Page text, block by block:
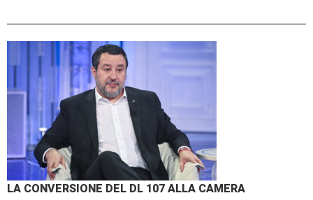
LA CONVERSIONE DEL DL 107 ALLA CAMERA